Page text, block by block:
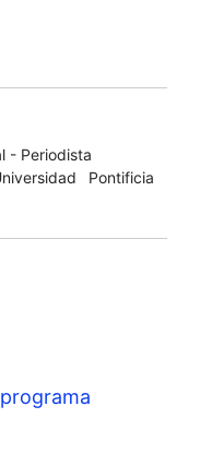
- Periodista
Pontificia
programa